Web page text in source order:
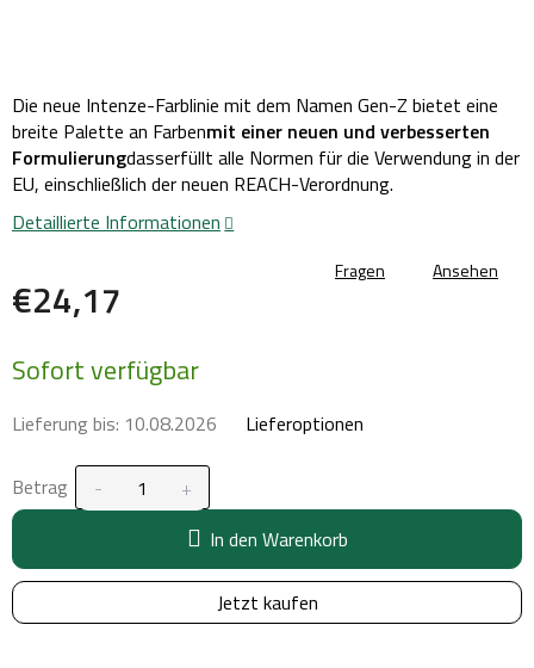
€24,17
Sofort verfügbar
Lieferung bis: 10.08.2026 Lieferoptionen
Betrag
In den Warenkorb
Jetzt kaufen
Die neue Intenze-Farblinie mit dem Namen Gen-Z bietet eine
breite Palette an Farbenmit einer neuen und verbesserten
Formulierungdasserfüllt alle Normen für die Verwendung in der
EU, einschließlich der neuen REACH-Verordnung.
Detaillierte Informationen
Fragen Ansehen